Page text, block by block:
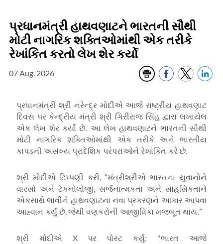
પ્રધાનમંત્રી હાથવણાટને ભારતની સૌથી
મોટી નાગરિક શક્તિઓમાંથી એક તરીકે
રેખાંકિત કરતો લેખ શેર કર્યો
07 Aug, 2026
પ્રધાનમંત્રી શ્રી નરેન્દ્ર મોદીએ આજે રાષ્ટ્રીય હાથવણાટ
દિવસ પર કેન્દ્રીય મંત્રી શ્રી ગિરીરાજ સિંહ દ્વારા લખાયેલ
એક લેખ શેર કર્યો છે. આ લેખ હાથવણાટને ભારતની સૌથી
મોટી નાગરિક શક્તિઓમાંથી એક તરીકે અને ભારતીય
કાપડની અસંખ્ય પ્રાદેશિક પરંપરાઓને રેખાંકિત કરે છે.
શ્રી મોદીએ ટિપ્પણી કરી, “મંત્રીશ્રીએ ભારતના યુવાનોને
વારસો અને ટેકનોલોજી, સર્જનાત્મકતા અને સાહસિકતાને
એકસાથે લાવીને હાથવણાટના નવા પ્રકરણને આકાર આપવા
આહ્વાન કર્યું છે,જેથી વણકરોની આજીવિકા મજબૂત થાય.”
શ્રી મોદીએ X પર પોસ્ટ કર્યું: "ભારત આજે